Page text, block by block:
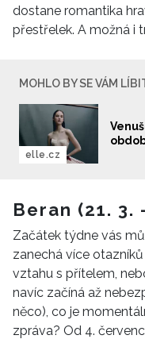
dostane romantika
přestřelek. A možná i
MOHLO BY SE VÁM
elle.cz
Beran (21. 3.
Začátek týdne vás
zanechá více
vztahu s přítelem,
navíc začíná až
něco), co je
zpráva? Od 4.